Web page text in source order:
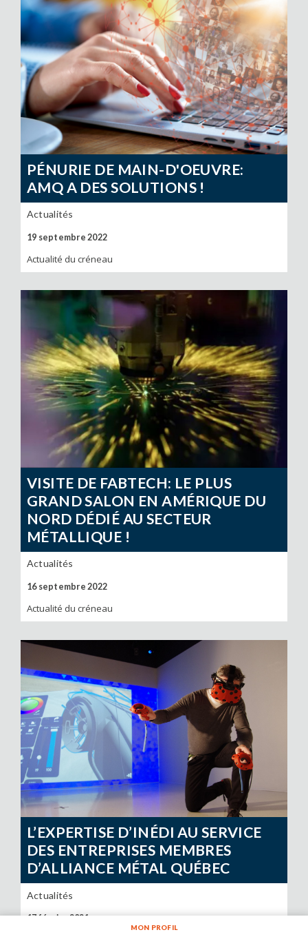
MON PROFIL
PÉNURIE DE MAIN-D'OEUVRE:
AMQ A DES SOLUTIONS !
Actualités
19 septembre 2022
Actualité du créneau
VISITE DE FABTECH: LE PLUS
GRAND SALON EN AMÉRIQUE DU
NORD DÉDIÉ AU SECTEUR
MÉTALLIQUE !
Actualités
16 septembre 2022
Actualité du créneau
L’EXPERTISE D’INÉDI AU SERVICE
DES ENTREPRISES MEMBRES
D’ALLIANCE MÉTAL QUÉBEC
Actualités
17 février 2021